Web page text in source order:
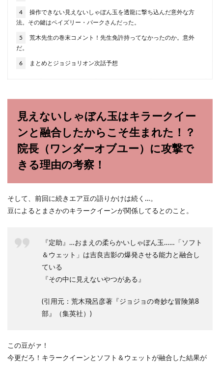
4
操作できない見えないしゃぼん玉を透龍に撃ち込んだ意外な方
法。その鍵はペイズリー・パークさんだった。
5
荒木先生の巻末コメント！先生免許持ってなかったのか。意外
だ。
6 まとめとジョジョリオン次話予想
見えないしゃぼん玉はキラークイー
ンと融合したからこそ生まれた！？
院長（ワンダーオブユー）に攻撃で
きる理由の考察！
そして、前回に続きエア豆の語りかけは続く…。
豆によるとまさかのキラークイーンが関係してるとのこと。
『定助』…おまえの柔らかいしゃぼん玉……「ソフト
＆ウェット」は吉良吉影の爆発させる能力と融合し
ている
『その中に見えないやつがある』
(引用元：荒木飛呂彦著『ジョジョの奇妙な冒険第8
部』（集英社）)
この豆がァ！
今更だろ！キラークイーンとソフト＆ウェットが融合した結果が